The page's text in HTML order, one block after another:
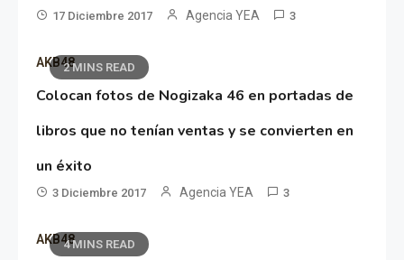
17 Diciembre 2017 Agencia YEA 3
2 MINS READ
AKB48
Colocan fotos de Nogizaka 46 en portadas de
libros que no tenían ventas y se convierten en
un éxito
3 Diciembre 2017 Agencia YEA 3
4 MINS READ
AKB48